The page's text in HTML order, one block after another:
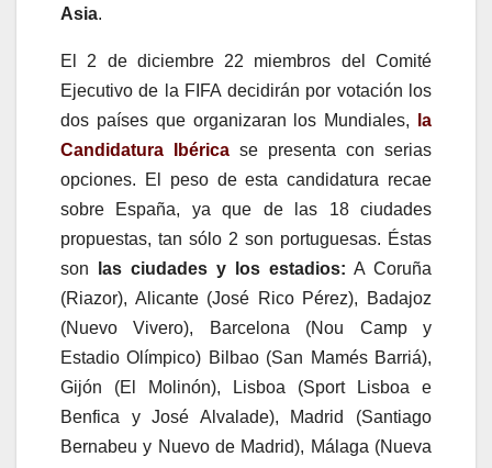
Asia.
El 2 de diciembre 22 miembros del Comité
Ejecutivo de la FIFA decidirán por votación los
dos países que organizaran los Mundiales,
la
Candidatura Ibérica se presenta con serias
opciones. El peso de esta candidatura recae
sobre España, ya que de las 18 ciudades
propuestas, tan sólo 2 son portuguesas. Éstas
son
las ciudades y los estadios: A Coruña
(Riazor), Alicante (José Rico Pérez), Badajoz
(Nuevo Vivero), Barcelona (Nou Camp y
Estadio Olímpico) Bilbao (San Mamés Barriá),
Gijón (El Molinón), Lisboa (Sport Lisboa e
Benfica y José Alvalade), Madrid (Santiago
Bernabeu y Nuevo de Madrid), Málaga (Nueva